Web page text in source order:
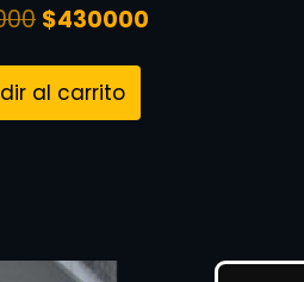
$430000
al carrito